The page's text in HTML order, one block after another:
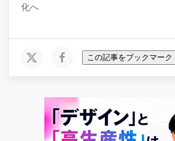
化へ
この記事をブックマーク